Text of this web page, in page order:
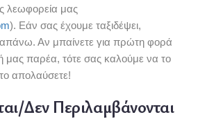
λεωφορεία μας
). Εάν σας έχουμε ταξιδέψει,
Αν μπαίνετε για πρώτη φορά
μας παρέα, τότε σας καλούμε να το
απολαύσετε!
Δεν Περιλαμβάνονται